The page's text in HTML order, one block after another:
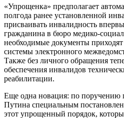
«Упрощенка» предполагает
полгода ранее установленной
присваивать инвалидность
гражданина в бюро медико-
необходимые документы
системы электронного
Также без личного обращения
обеспечения инвалидов
реабилитации.
Еще одна новация: по поручению
Путина специальным
этот упрощенный порядок,